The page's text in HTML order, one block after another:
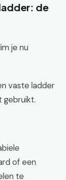
de
je nu
vaste ladder
gebruikt.
of een
te